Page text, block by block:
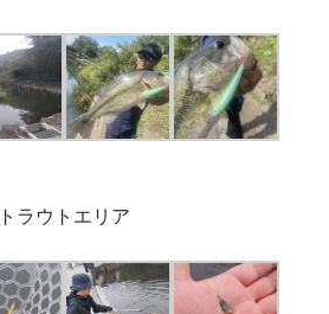
トラウトエリア